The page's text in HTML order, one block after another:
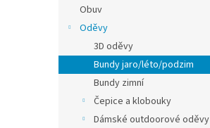
Obuv
Oděvy
3D oděvy
Bundy jaro/léto/podzim
Bundy zimní
Čepice a klobouky
Dámské outdoorové oděvy